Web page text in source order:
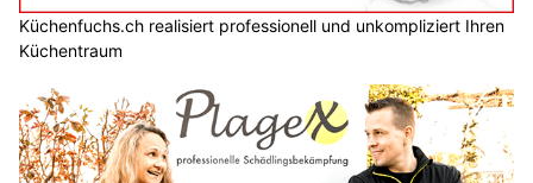
Küchenfuchs.ch realisiert professionell und unkompliziert Ihren
Küchentraum